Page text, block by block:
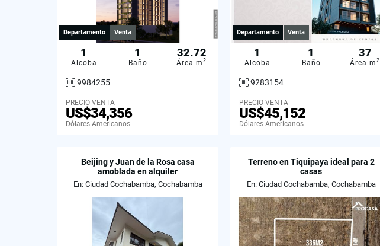
Departamento Venta
1
Alcoba
1
Baño
32.72
Área m 2
9984255
PRECIO VENTA
US$34,356
Dólares Americanos
Departamento Venta
1
Alcoba
1
Baño
37
Área m 2
9283154
PRECIO VENTA
US$45,152
Dólares Americanos
Beijing y Juan de la Rosa casa
amoblada en alquiler
En: Ciudad Cochabamba, Cochabamba
Terreno en Tiquipaya ideal para 2
casas
En: Ciudad Cochabamba, Cochabamba